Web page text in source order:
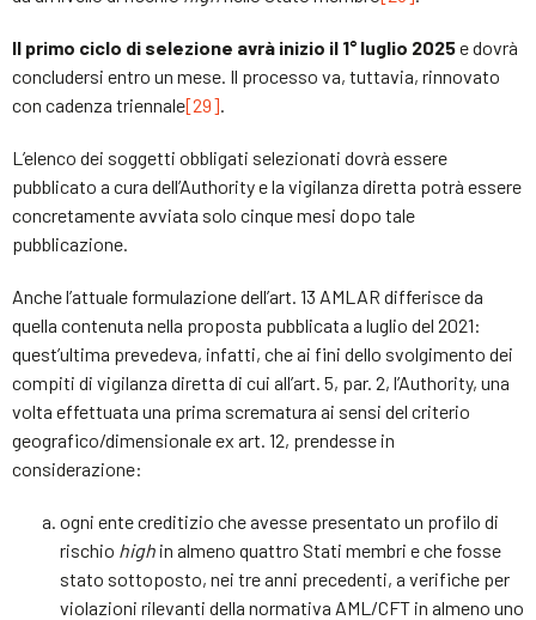
Il primo ciclo di selezione avrà inizio il 1° luglio 2025e dovrà
concludersi entro un mese. Il processo va, tuttavia, rinnovato
con cadenza triennale[29].
L’elenco dei soggetti obbligati selezionati dovrà essere
pubblicato a cura dell’Authority e la vigilanza diretta potrà essere
concretamente avviata solo cinque mesi dopo tale
pubblicazione.
Anche l’attuale formulazione dell’art. 13 AMLAR differisce da
quella contenuta nella proposta pubblicata a luglio del 2021:
quest’ultima prevedeva, infatti, che ai fini dello svolgimento dei
compiti di vigilanza diretta di cui all’art. 5, par. 2, l’Authority, una
volta effettuata una prima scrematura ai sensi del criterio
geografico/dimensionale ex art. 12, prendesse in
considerazione:
ogni ente creditizio che avesse presentato un profilo di
rischio high in almeno quattro Stati membri e che fosse
stato sottoposto, nei tre anni precedenti, a verifiche per
violazioni rilevanti della normativa AML/CFT in almeno uno